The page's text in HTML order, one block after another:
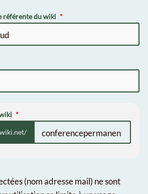
référente du wiki
(nom adresse mail) ne sont